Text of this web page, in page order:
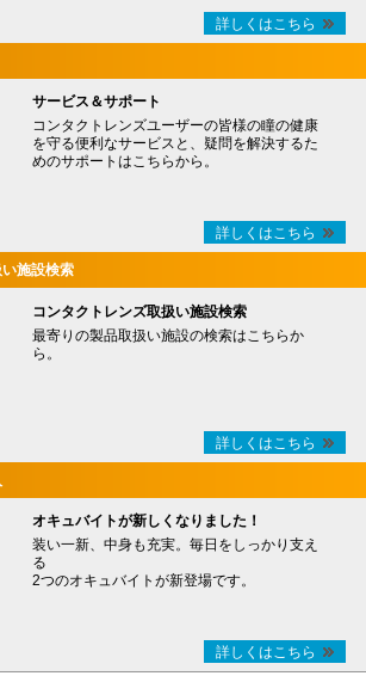
詳しくはこちら
サービス＆サポート
コンタクトレンズユーザーの皆様の瞳の健康
を守る便利なサービスと、疑問を解決するた
めのサポートはこちらから。
詳しくはこちら
施設検索
コンタクトレンズ取扱い施設検索
最寄りの製品取扱い施設の検索はこちらか
ら。
詳しくはこちら
オキュバイトが新しくなりました！
装い一新、中身も充実。毎日をしっかり支え
る
2つのオキュバイトが新登場です。
詳しくはこちら